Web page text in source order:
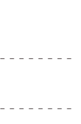
－－－－－－－
－－－－－－－